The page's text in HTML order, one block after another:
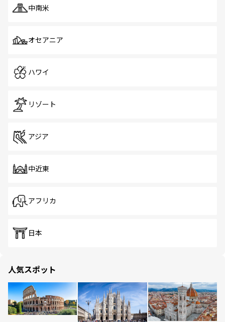
中南米
オセアニア
ハワイ
リゾート
アジア
中近東
アフリカ
日本
人気スポット